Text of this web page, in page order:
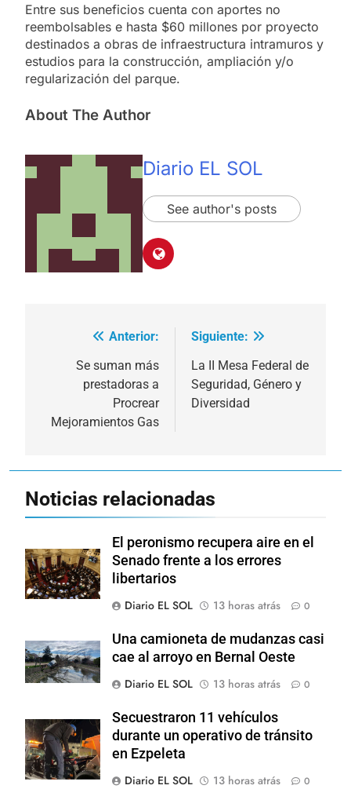
Entre sus beneficios cuenta con aportes no
reembolsables e hasta $60 millones por proyecto
destinados a obras de infraestructura intramuros y
estudios para la construcción, ampliación y/o
regularización del parque.
About The Author
Diario EL SOL
See author's posts
Navegación
entradas
Anterior:
Se suman más
prestadoras a
Procrear
Mejoramientos Gas
Siguiente:
La II Mesa Federal de
Seguridad, Género y
Diversidad
Noticias relacionadas
El peronismo recupera aire en el
Senado frente a los errores
libertarios
Diario EL SOL
13 horas atrás 0
Una camioneta de mudanzas casi
cae al arroyo en Bernal Oeste
Diario EL SOL
13 horas atrás 0
Secuestraron 11 vehículos
durante un operativo de tránsito
en Ezpeleta
Diario EL SOL
13 horas atrás 0